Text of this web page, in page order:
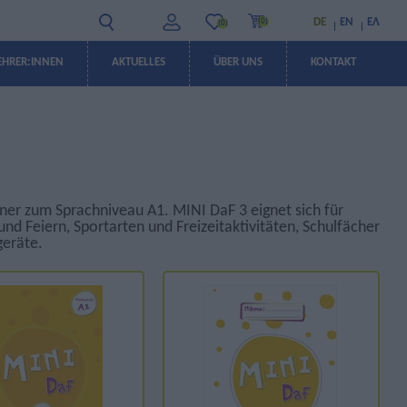
(0) (0) DE EN ΕΛ
AKTUELLES ÜBER UNS KONTAKT
zum Sprachniveau A1. MINI DaF 3 eignet sich für
Feiern, Sportarten und Freizeitaktivitäten, Schulfächer